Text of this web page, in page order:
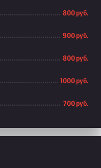
800 руб.
900 руб.
800 руб.
1000 руб.
700 руб.